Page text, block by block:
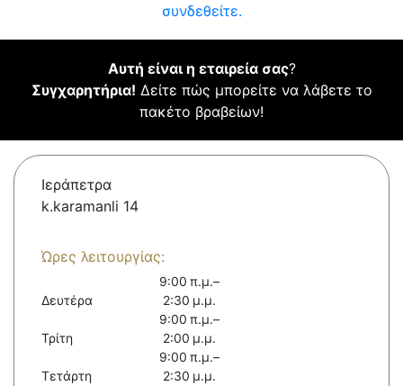
συνδεθείτε.
Αυτή είναι η εταιρεία σας?
Συγχαρητήρια! Δείτε πώς μπορείτε να λάβετε το
πακέτο βραβείων!
Ιεράπετρα
k.karamanli 14
Ώρες λειτουργίας:
Δευτέρα
9:00 π.μ.–
2:30 μ.μ.
Τρίτη
9:00 π.μ.–
2:00 μ.μ.
Τετάρτη
9:00 π.μ.–
2:30 μ.μ.